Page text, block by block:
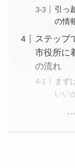
引っ
の情
ステップ
市役所に
の流れ
まず
いい